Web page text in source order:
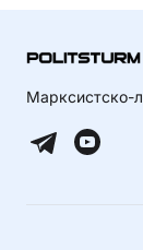
Марксистско-